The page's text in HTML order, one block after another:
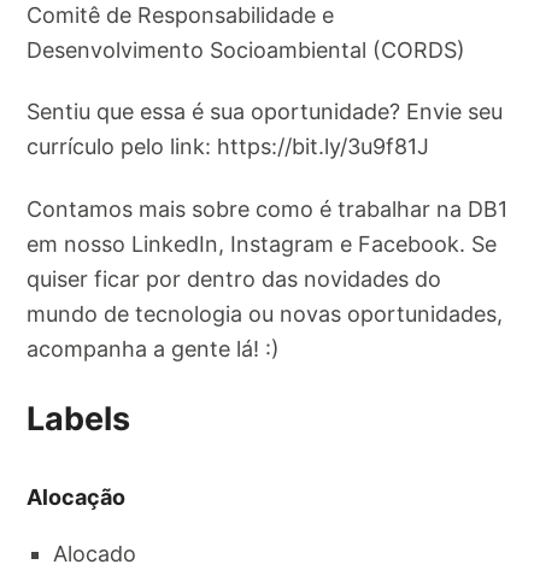
Comitê de Responsabilidade e
Desenvolvimento Socioambiental (CORDS)
Sentiu que essa é sua oportunidade? Envie seu
currículo pelo link: https://bit.ly/3u9f81J
Contamos mais sobre como é trabalhar na DB1
em nosso LinkedIn, Instagram e Facebook. Se
quiser ficar por dentro das novidades do
mundo de tecnologia ou novas oportunidades,
acompanha a gente lá! :)
Labels
Alocação
Alocado